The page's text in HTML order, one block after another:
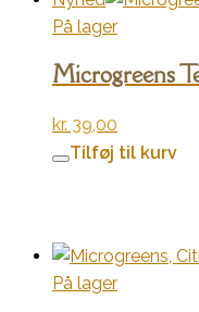
På lager
Microgreens
kr. 39,00
Tilføj til kurv
På lager